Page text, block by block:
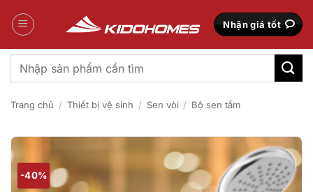
qua
Nhận giá tốt
Tìm
kiếm:
Trang chủ / Thiết bị vệ sinh / Sen vòi / Bộ sen tắm
-40%